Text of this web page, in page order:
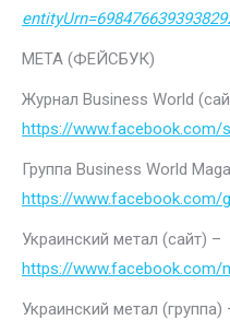
МЕТА (ФЕЙСБУК)
Журнал Business World
https://www.facebook.com/
Группа Business World
https://www.facebook.com/
Украинский метал (сайт) –
https://www.facebook.com/
Украинский метал (группа)